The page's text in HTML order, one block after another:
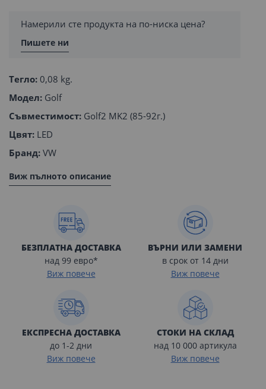
Намерили сте продукта на по-ниска цена?
Пишете ни
Тегло: 0,08 kg.
Модел: Golf
Съвместимост: Golf2 MK2 (85-92г.)
Цвят: LED
Бранд: VW
Виж пълното описание
БЕЗПЛАТНА ДОСТАВКА
над 99 евро*
Виж повече
ВЪРНИ ИЛИ ЗАМЕНИ
в срок от 14 дни
Виж повече
ЕКСПРЕСНА ДОСТАВКА
до 1-2 дни
Виж повече
СТОКИ НА СКЛАД
над 10 000 артикула
Виж повече